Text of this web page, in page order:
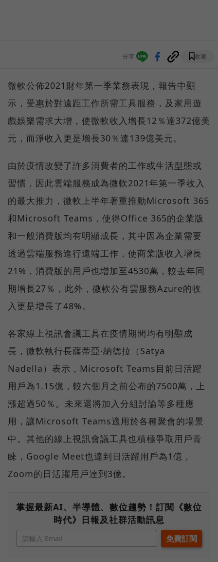
分享 收藏
微軟公佈2021財年第一季業務表現，報告中顯
示，受惠於對遠距工作所需工具服務，及家用遊
戲娛樂需求大增，使微軟收入增長12％達372億美
元，而淨收入更是增長30％達139億美元。
由於疫情改變了許多消費者的工作或生活型態或
習慣，因此雲端服務成為微軟2021年第一季收入
的最大推力，微軟上半年著重推動Microsoft 365
和Microsoft Teams，使得Office 365的企業版
和一般消費版均有明顯成長，其中因為企業需要
透過雲端服務進行遠端工作，使商業版收入增長
21%，消費版的用戶也增加至4530萬，較去年同
期增長27％，此外，微軟公有雲服務Azure的收
入更是增長了48%。
各家線上視訊會議工具在疫情期間均有明顯成
長，微軟執行長薩蒂亞·納德拉（Satya
Nadella）表示，Microsoft Teams目前日活躍
用戶為1.15億，較六個月之前公布的7500萬，上
漲超過50％。未來還將加入分組討論等多種應
用，讓Microsoft Teams適用於各種聚會的場景
中。其他的線上視訊會議工具也積極爭取用戶青
睞，Google Meet也達到日活躍用戶為1億，
Zoom的日活躍用戶達到3億。
掌握最新AI、半導體、數位趨勢！訂閱《數位
時代》日報及社群活動訊息